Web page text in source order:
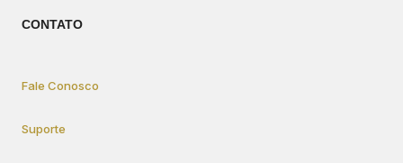
CONTATO
Fale Conosco
Suporte